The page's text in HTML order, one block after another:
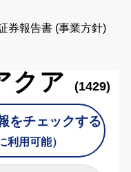
券報告書 (事業方針)
クア (1429)
をチェックする
利用可能）